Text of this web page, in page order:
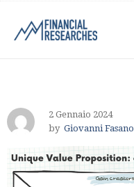
2 Gennaio 2024
by Giovanni Fasano